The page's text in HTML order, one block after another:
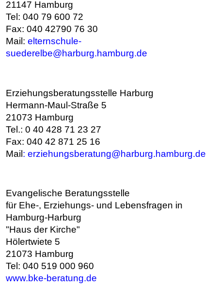
21147 Hamburg
Tel: 040 79 600 72
Fax: 040 42790 76 30
Mail: e lternschule-
suederelbe@harburg.hamburg.de
Erziehungsberatungsstelle Harburg
Hermann-Maul-Straße 5
21073 Hamburg
Tel.: 0 40 428 71 23 27
Fax: 040 42 871 25 16
Mail : erziehungsberatung@harburg.hamburg.de
Evangelische Beratungsstelle
für Ehe-, Erziehungs- und Lebensfragen in
Hamburg-Harburg
"Haus der Kirche"
Hölertwiete 5
21073 Hamburg
Tel: 040 519 000 960
www.bke-beratung.de